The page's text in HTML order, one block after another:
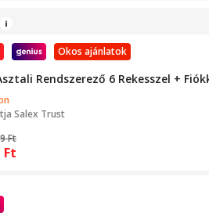
Okos ajánlatok
Rendszerező 6 Rekesszel +
Salex Trust
Ft
Ft